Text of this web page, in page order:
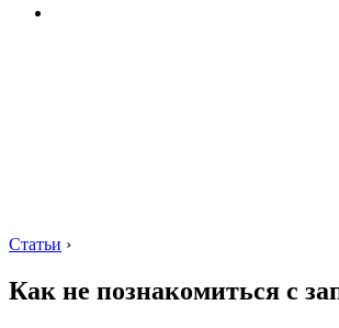
Статьи ›
Как не познакомиться с